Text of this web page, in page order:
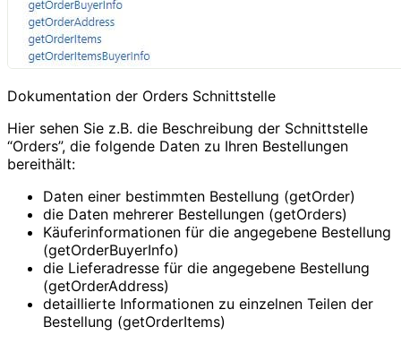
Dokumentation der Orders Schnittstelle
Hier sehen Sie z.B. die Beschreibung der Schnittstelle
“Orders”, die folgende Daten zu Ihren Bestellungen
bereithält:
Daten einer bestimmten Bestellung (getOrder)
die Daten mehrerer Bestellungen (getOrders)
Käuferinformationen für die angegebene Bestellung
(getOrderBuyerInfo)
die Lieferadresse für die angegebene Bestellung
(getOrderAddress)
detaillierte Informationen zu einzelnen Teilen der
Bestellung (getOrderItems)